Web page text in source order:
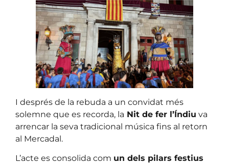
I després de la rebuda a un convidat més
solemne que es recorda, la Nit de fer l’Índiu va
arrencar la seva tradicional música fins al retorn
al Mercadal.
L’acte es consolida com un dels pilars festius